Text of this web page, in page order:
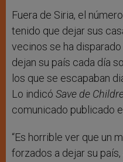
Fuera de Siria, el
tenido que dejar sus
vecinos se ha
dejan su país cada día
los que se escapaban
Lo indicó Save de
comunicado publicado
“Es horrible ver que un
forzados a dejar su